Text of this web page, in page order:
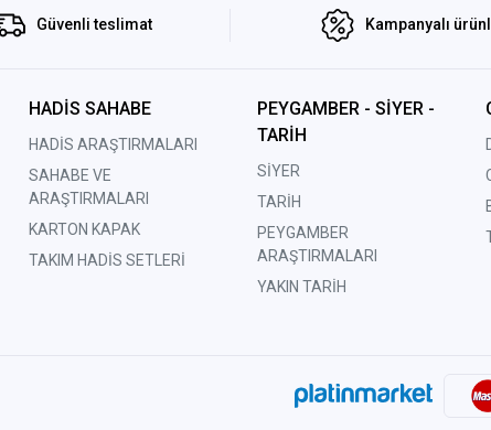
Güvenli teslimat Kampanyalı
HADİS SAHABE
HADİS ARAŞTIRMALARI
SAHABE VE
ARAŞTIRMALARI
KARTON KAPAK
TAKIM HADİS SETLERİ
PEYGAMBER - SİYER -
TARİH
SİYER
TARİH
PEYGAMBER
ARAŞTIRMALARI
YAKIN TARİH